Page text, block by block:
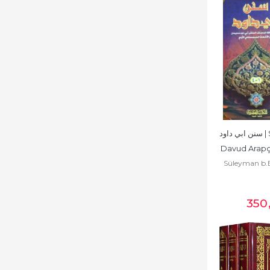
سنن ابي داود | Süneni Ebu
Davud
Süleyman
الأزدي350